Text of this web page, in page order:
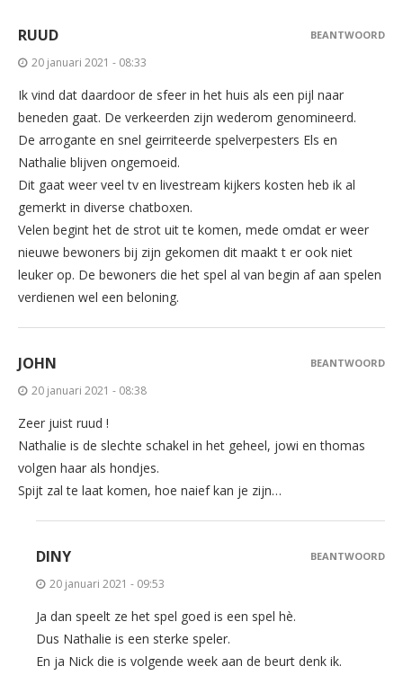
RUUD
20 januari 2021 - 08:33
Ik vind dat daardoor de sfeer in het huis als een pijl naar
beneden gaat. De verkeerden zijn wederom genomineerd.
De arrogante en snel geirriteerde spelverpesters Els en
Nathalie blijven ongemoeid.
Dit gaat weer veel tv en livestream kijkers kosten heb ik al
gemerkt in diverse chatboxen.
Velen begint het de strot uit te komen, mede omdat er weer
nieuwe bewoners bij zijn gekomen dit maakt t er ook niet
leuker op. De bewoners die het spel al van begin af aan spelen
verdienen wel een beloning.
BEANTWOORD
JOHN
20 januari 2021 - 08:38
Zeer juist ruud !
Nathalie is de slechte schakel in het geheel, jowi en thomas
volgen haar als hondjes.
Spijt zal te laat komen, hoe naief kan je zijn…
BEANTWOORD
DINY
20 januari 2021 - 09:53
Ja dan speelt ze het spel goed is een spel hè.
Dus Nathalie is een sterke speler.
En ja Nick die is volgende week aan de beurt denk ik.
BEANTWOORD